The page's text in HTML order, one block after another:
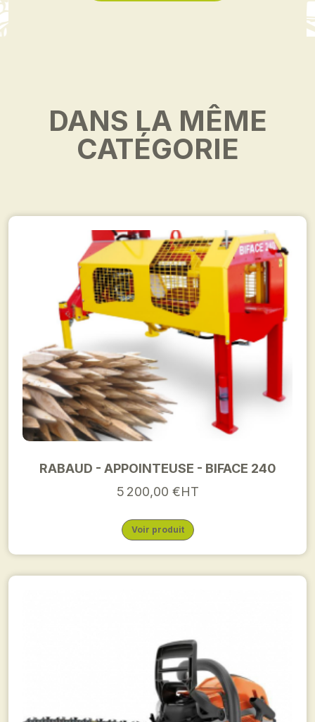
DANS LA MÊME
CATÉGORIE
RABAUD - APPOINTEUSE - BIFACE 240
5 200,00 €HT
Voir produit